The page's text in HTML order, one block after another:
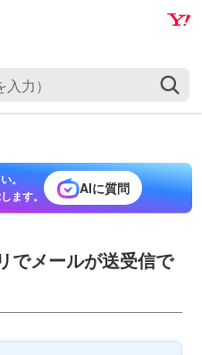
。
ます。
AIに質問
でメールが送受信で